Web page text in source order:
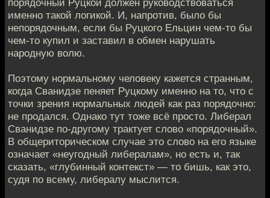
порядочный Руцкой должен руководствоваться
именно такой логикой. И, напротив, было бы
непорядочным, если бы Руцкого Ельцин чем-то бы
чем-то купил и заставил в обмен нарушать
народную волю.
Поэтому нормальному человеку кажется странным,
когда Сванидзе пеняет Руцкому именно на то, что с
точки зрения нормальных людей как раз порядочно:
не продался. Однако тут тоже всё просто. Либерал
Сванидзе по-другому трактует слово «порядочный».
В общериторическом случае это слово на его языке
означает «неугодный либералам», но есть и, так
сказать, «глубинный контекст» — то бишь, как это,
судя по всему, либералу мыслится.